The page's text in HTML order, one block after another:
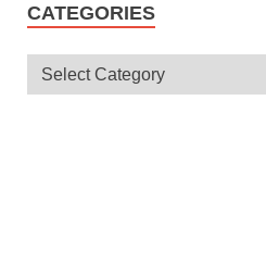
CATEGORIES